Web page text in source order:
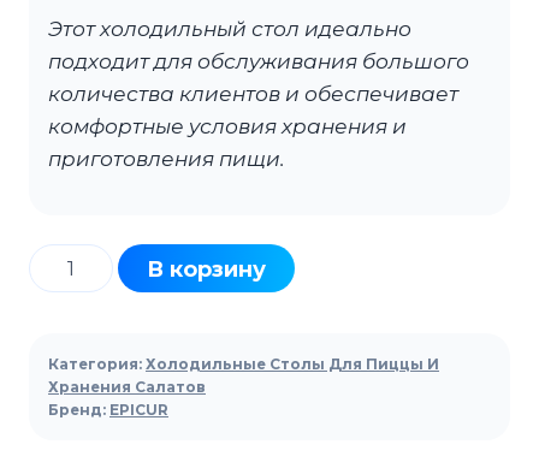
Этот холодильный стол идеально
подходит для обслуживания большого
количества клиентов и обеспечивает
комфортные условия хранения и
приготовления пищи.
Количество
товара
холодильный
для
пиццы
В корзину
Категория: Холодильные Столы Для Пиццы И
Хранения Салатов
Бренд: EPICUR